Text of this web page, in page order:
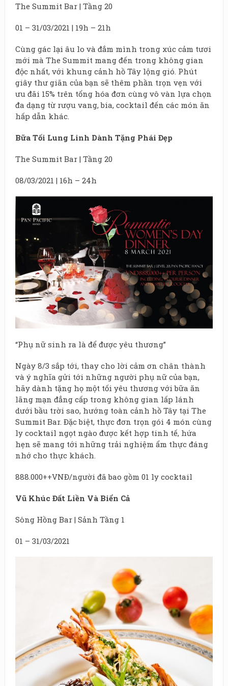
The Summit Bar | Tầng 20
01 – 31/03/2021 | 19h – 21h
Cùng gác lại âu lo và đắm mình trong xúc cảm tươi
mới mà The Summit mang đến trong không gian
độc nhất, với khung cảnh hồ Tây lộng gió. Phút
giây thư giãn của bạn sẽ thêm phần trọn vẹn với
ưu đãi 15% trên tổng hóa đơn cùng vô vàn lựa chọn
đa dạng từ rượu vang, bia, cocktail đến các món ăn
hấp dẫn khác.
Bữa Tối Lung Linh Dành Tặng Phái Đẹp
The Summit Bar | Tầng 20
08/03/2021 | 16h – 24h
“Phụ nữ sinh ra là để được yêu thương”
Ngày 8/3 sắp tới, thay cho lời cảm ơn chân thành
và ý nghĩa gửi tới những người phụ nữ của bạn,
hãy dành tặng họ một tối yêu thương với bữa ăn
lãng mạn đẳng cấp trong không gian lấp lánh
dưới bầu trời sao, hướng toàn cảnh hồ Tây tại The
Summit Bar. Đặc biệt, thực đơn trọn gói 4 món cùng
ly cocktail ngọt ngào được kết hợp tinh tế, hứa
hẹn sẽ mang tới những trải nghiệm ẩm thực đáng
nhớ cho thực khách.
888.000++VNĐ/người đã bao gồm 01 ly cocktail
Vũ Khúc Đất Liền Và Biển Cả
Sông Hồng Bar | Sảnh Tầng 1
01 – 31/03/2021